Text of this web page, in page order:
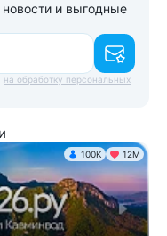
и выгодные
на обработку персональных
100K 12М